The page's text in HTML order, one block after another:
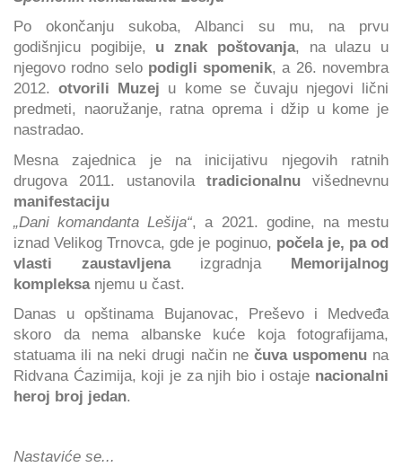
Po okončanju sukoba, Albanci su mu, na prvu
godišnjicu pogibije, u znak poštovanja, na ulazu u
njegovo rodno selo podigli spomenik, a 26. novembra
2012.otvorili Muzej u kome se čuvaju njegovi lični
predmeti, naoružanje, ratna oprema i džip u kome je
nastradao.
Mesna zajednica je na inicijativu njegovih ratnih
drugova 2011. ustanovila tradicionalnu višednevnu
manifestaciju
„Dani komandanta Lešija“, a 2021. godine, na mestu
iznad Velikog Trnovca, gde je poginuo, počela je, pa od
vlasti zaustavljenaizgradnja Memorijalnog
kompleksanjemu u čast.
Danas u opštinama Bujanovac, Preševo i Medveđa
skoro da nema albanske kuće koja fotografijama,
statuama ili na neki drugi način ne čuva uspomenuna
Ridvana Ćazimija, koji je za njih bio i ostaje nacionalni
heroj broj jedan.
Nastaviće se...